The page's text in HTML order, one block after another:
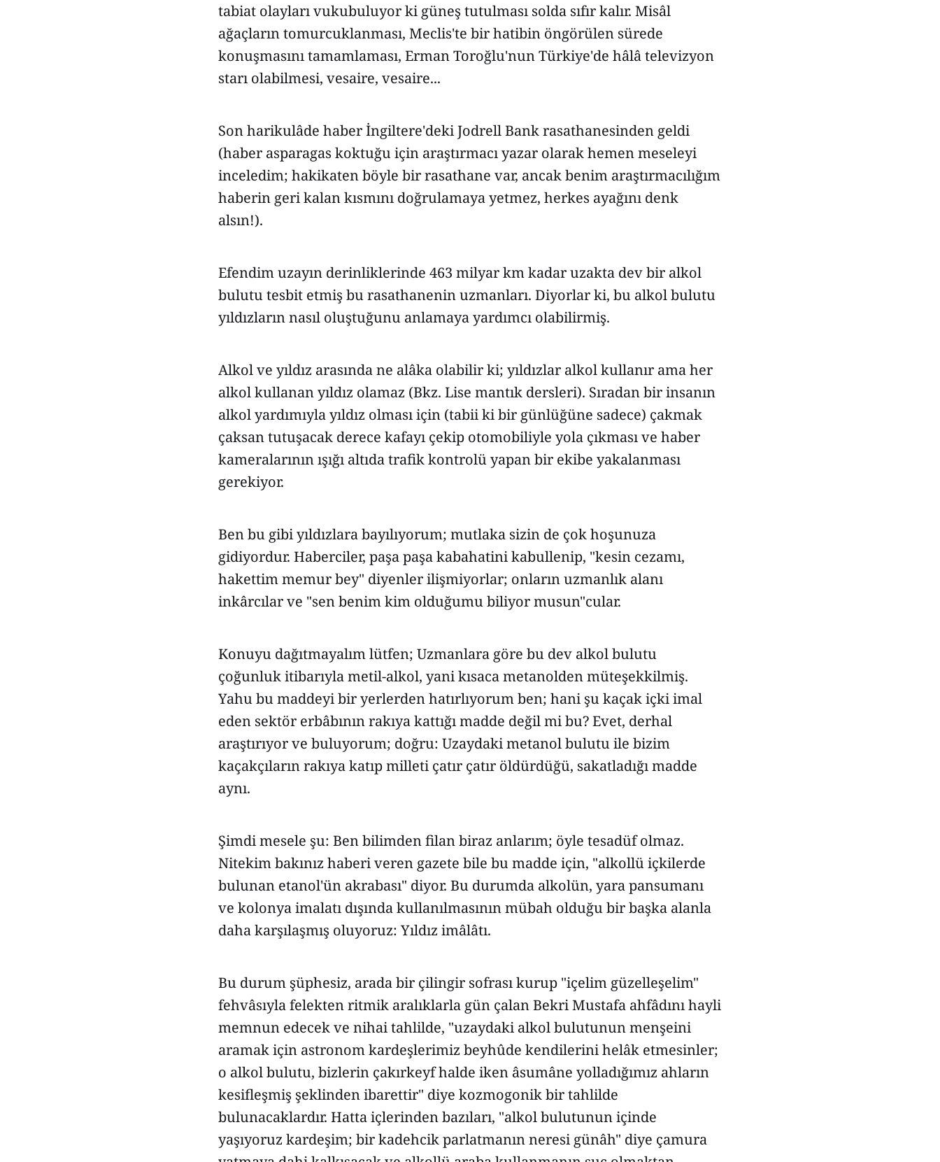
tabiat olayları vukubuluyor ki güneş tutulması solda sıfır kalır. Misâl
ağaçların tomurcuklanması, Meclis'te bir hatibin öngörülen sürede
konuşmasını tamamlaması, Erman Toroğlu'nun Türkiye'de hâlâ televizyon
starı olabilmesi, vesaire, vesaire...
Son harikulâde haber İngiltere'deki Jodrell Bank rasathanesinden geldi
(haber asparagas koktuğu için araştırmacı yazar olarak hemen meseleyi
inceledim; hakikaten böyle bir rasathane var, ancak benim araştırmacılığım
haberin geri kalan kısmını doğrulamaya yetmez, herkes ayağını denk
alsın!).
Efendim uzayın derinliklerinde 463 milyar km kadar uzakta dev bir alkol
bulutu tesbit etmiş bu rasathanenin uzmanları. Diyorlar ki, bu alkol bulutu
yıldızların nasıl oluştuğunu anlamaya yardımcı olabilirmiş.
Alkol ve yıldız arasında ne alâka olabilir ki; yıldızlar alkol kullanır ama her
alkol kullanan yıldız olamaz (Bkz. Lise mantık dersleri). Sıradan bir insanın
alkol yardımıyla yıldız olması için (tabii ki bir günlüğüne sadece) çakmak
çaksan tutuşacak derece kafayı çekip otomobiliyle yola çıkması ve haber
kameralarının ışığı altıda trafik kontrolü yapan bir ekibe yakalanması
gerekiyor.
Ben bu gibi yıldızlara bayılıyorum; mutlaka sizin de çok hoşunuza
gidiyordur. Haberciler, paşa paşa kabahatini kabullenip, "kesin cezamı,
hakettim memur bey" diyenler ilişmiyorlar; onların uzmanlık alanı
inkârcılar ve "sen benim kim olduğumu biliyor musun"cular.
Konuyu dağıtmayalım lütfen; Uzmanlara göre bu dev alkol bulutu
çoğunluk itibarıyla metil-alkol, yani kısaca metanolden müteşekkilmiş.
Yahu bu maddeyi bir yerlerden hatırlıyorum ben; hani şu kaçak içki imal
eden sektör erbâbının rakıya kattığı madde değil mi bu? Evet, derhal
araştırıyor ve buluyorum; doğru: Uzaydaki metanol bulutu ile bizim
kaçakçıların rakıya katıp milleti çatır çatır öldürdüğü, sakatladığı madde
aynı.
Şimdi mesele şu: Ben bilimden filan biraz anlarım; öyle tesadüf olmaz.
Nitekim bakınız haberi veren gazete bile bu madde için, "alkollü içkilerde
bulunan etanol'ün akrabası" diyor. Bu durumda alkolün, yara pansumanı
ve kolonya imalatı dışında kullanılmasının mübah olduğu bir başka alanla
daha karşılaşmış oluyoruz: Yıldız imâlâtı.
Bu durum şüphesiz, arada bir çilingir sofrası kurup "içelim güzelleşelim"
fehvâsıyla felekten ritmik aralıklarla gün çalan Bekri Mustafa ahfâdını hayli
memnun edecek ve nihai tahlilde, "uzaydaki alkol bulutunun menşeini
aramak için astronom kardeşlerimiz beyhûde kendilerini helâk etmesinler;
o alkol bulutu, bizlerin çakırkeyf halde iken âsumâne yolladığımız ahların
kesifleşmiş şeklinden ibarettir" diye kozmogonik bir tahlilde
bulunacaklardır. Hatta içlerinden bazıları, "alkol bulutunun içinde
yaşıyoruz kardeşim; bir kadehcik parlatmanın neresi günâh" diye çamura